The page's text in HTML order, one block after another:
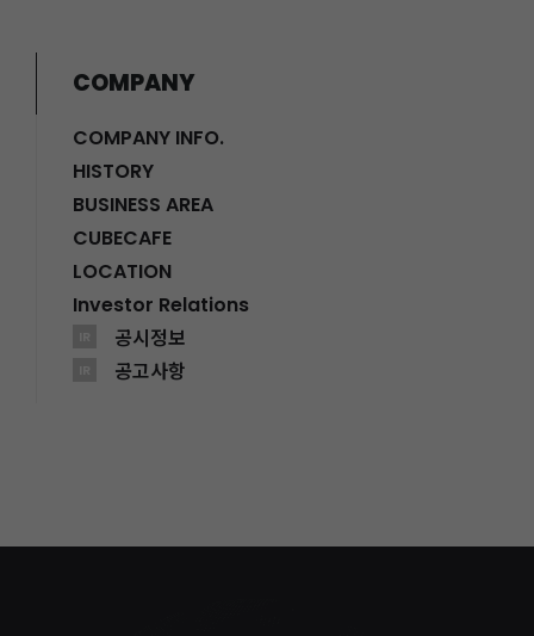
COMPANY
COMPANY INFO.
HISTORY
BUSINESS AREA
CUBECAFE
LOCATION
Investor Relations
공시정보
공고사항